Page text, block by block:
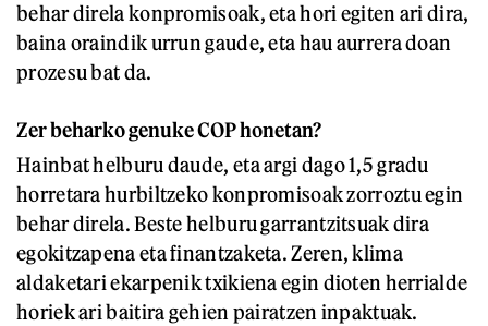
behar direla konpromisoak, eta hori egiten ari dira,
baina oraindik urrun gaude, eta hau aurrera doan
prozesu bat da.
Zer beharko genuke COP honetan?
Hainbat helburu daude, eta argi dago 1,5 gradu
horretara hurbiltzeko konpromisoak zorroztu egin
behar direla. Beste helburu garrantzitsuak dira
egokitzapena eta finantzaketa. Zeren, klima
aldaketari ekarpenik txikiena egin dioten herrialde
horiek ari baitira gehien pairatzen inpaktuak.